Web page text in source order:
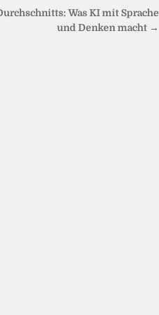
Was KI mit Sprache
und Denken macht →